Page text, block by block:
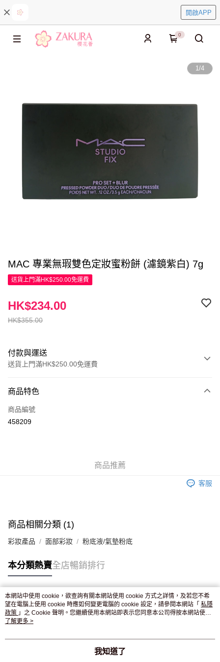
開啟APP
0
1/4
MAC 專業無瑕雙色定妝蜜粉餅 (濾鏡紫白) 7g
送貨上門滿HK$250.00免運費
HK$355.00
HK$234.00
付款與運送
送貨上門滿HK$250.00免運費
信用卡
Apple Pay
商品特色
商品編號
458209
商品推薦
客服
商品相關分類 (1)
彩妝產品 面部彩妝 粉底液/氣墊粉底
本分類熱賣全店暢銷排行
熱門標籤
熱銷排行
本網站中使用 cookie，欲查詢有關本網站使用 cookie 方式之詳情，及若您不希
望在電腦上使用 cookie 時應如何變更電腦的 cookie 設定，請參閱本網站「 私隱
政策 」之 Cookie 聲明。您繼續使用本網站即表示您同意本公司得按本網站使用
條款之 Cookie 聲明使用 cookie。
了解更多 >
我知道了